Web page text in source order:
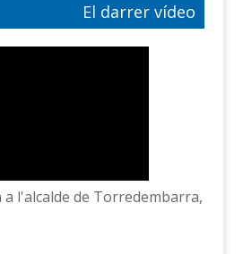
El darrer vídeo
a l'alcalde de Torredembarra,